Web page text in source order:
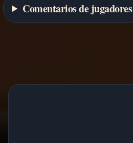
Comentarios de jugadores